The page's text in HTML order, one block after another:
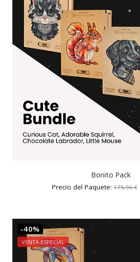
Bonito Pack
Precio del Paquete:175,96€
-40%
VENTA ESPECIAL